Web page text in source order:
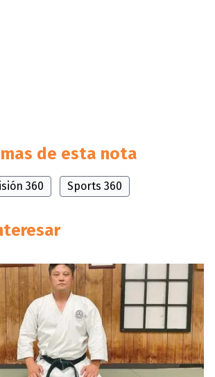
de esta nota
360 Sports 360